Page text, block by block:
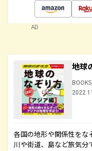
AD
地球
各国の地形や関係性をな
川や街道、島など旅気分